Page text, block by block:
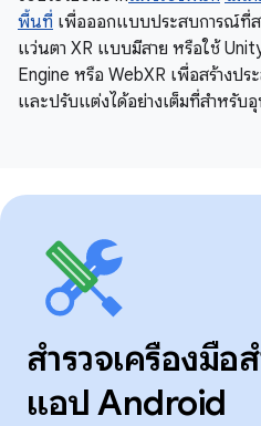
พื้นที่ เพื่อออกแบบประสบการณ์ที่
แว่นตา XR แบบมีสาย หรือใช้
Engine หรือ WebXR เพื่อสร้างป
และปรับแต่งได้อย่างเต็มที่สําหรับ
สำรวจเครื่องมื
แอป Android